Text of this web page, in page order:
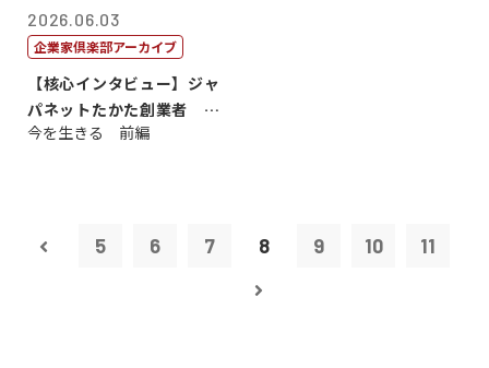
2026.06.03
企業家倶楽部アーカイブ
【核心インタビュー】ジャ
パネットたかた創業者 髙
田 明氏
今を生きる 前編
5 6 7 8 9 10 11